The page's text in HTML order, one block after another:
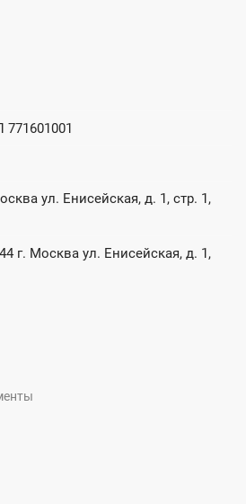
ул. Енисейская, д. 1, стр. 1,
г. Москва ул. Енисейская, д. 1,